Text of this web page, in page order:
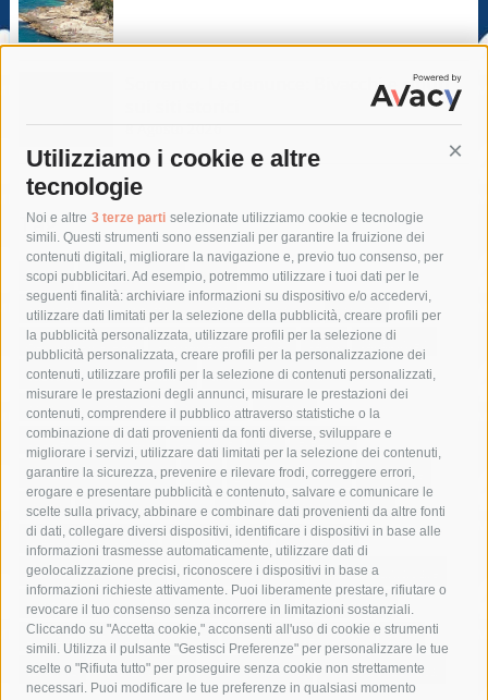
Utilizziamo i cookie e altre
tecnologie
Noi e altre 3 terze parti selezionate utilizziamo cookie e tecnologie
simili. Questi strumenti sono essenziali per garantire la fruizione dei
contenuti digitali, migliorare la navigazione e, previo tuo consenso, per
scopi pubblicitari. Ad esempio, potremmo utilizzare i tuoi dati per le
seguenti finalità: archiviare informazioni su dispositivo e/o accedervi,
utilizzare dati limitati per la selezione della pubblicità, creare profili per
la pubblicità personalizzata, utilizzare profili per la selezione di
pubblicità personalizzata, creare profili per la personalizzazione dei
contenuti, utilizzare profili per la selezione di contenuti personalizzati,
misurare le prestazioni degli annunci, misurare le prestazioni dei
contenuti, comprendere il pubblico attraverso statistiche o la
combinazione di dati provenienti da fonti diverse, sviluppare e
migliorare i servizi, utilizzare dati limitati per la selezione dei contenuti,
garantire la sicurezza, prevenire e rilevare frodi, correggere errori,
erogare e presentare pubblicità e contenuto, salvare e comunicare le
scelte sulla privacy, abbinare e combinare dati provenienti da altre fonti
di dati, collegare diversi dispositivi, identificare i dispositivi in base alle
informazioni trasmesse automaticamente, utilizzare dati di
geolocalizzazione precisi, riconoscere i dispositivi in base a
informazioni richieste attivamente. Puoi liberamente prestare, rifiutare o
revocare il tuo consenso senza incorrere in limitazioni sostanziali.
Cliccando su "Accetta cookie," acconsenti all'uso di cookie e strumenti
simili. Utilizza il pulsante "Gestisci Preferenze" per personalizzare le tue
scelte o "Rifiuta tutto" per proseguire senza cookie non strettamente
necessari. Puoi modificare le tue preferenze in qualsiasi momento
Sorrento. Le denunce: Bivacchi e rifiuti
8 Agosto 2026
Tag
acqua allerta meteo
anas
area marina protetta di punta campanella
arresto
Asl Napoli 3 sud
capitaneria di porto capri
carabinieri
castellammare di stabia
circumvesuviana
comune di sorrento
concerto
contagi
costiera amalfitana
covid-19 eav
elezioni
fondazione sorrento
gori guardia costiera
incidente
lavori
lorenzo balducelli mare
massa lubrense
massimo coppola
Meta napoli
ordinanza
penisola sorrentina
piano di sorrento
polizia municipale
protezione civile
Regione Campania
sant'agnello
sindaco cuomo
sorrento studenti temporali
treni
turismo
Vico Equense villa fiorentino vincenzo de luca